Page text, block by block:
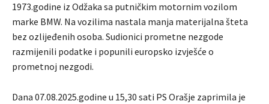
1973.godine iz Odžaka sa putničkim motornim vozilom
marke BMW. Na vozilima nastala manja materijalna šteta
bez ozlijeđenih osoba. Sudionici prometne nezgode
razmijenili podatke i popunili europsko izvješće o
prometnoj nezgodi.
Dana 07.08.2025.godine u 15,30 sati PS Orašje zaprimila je